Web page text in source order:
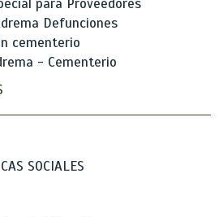
para Proveedores
Defunciones
cementerio
- Cementerio
SOCIALES